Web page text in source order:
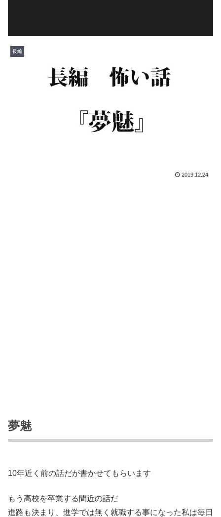
長編
2019.12.24
夢魅
10年近く前の話だが書かせてもらいます
もう高校を卒業する間近の話だ
進路も決まり、進学では無く就職する事になった私は毎日